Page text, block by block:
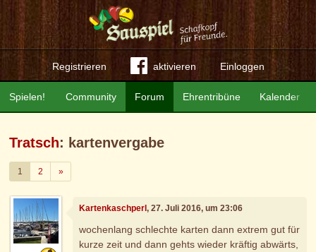
Registrieren aktivieren Einloggen
Community Forum Ehrentribüne Kalender
Spielen!
Tratsch: kartenvergabe
1 2 »Weiter
Kartenkaschperl, 27. Juli 2016, um 23:06
wochenlang schlechte karten dann extrem gut für
kurze zeit und dann gehts wieder kräftig abwärts,